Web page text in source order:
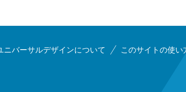
ニバーサルデザインについて このサイトの使い